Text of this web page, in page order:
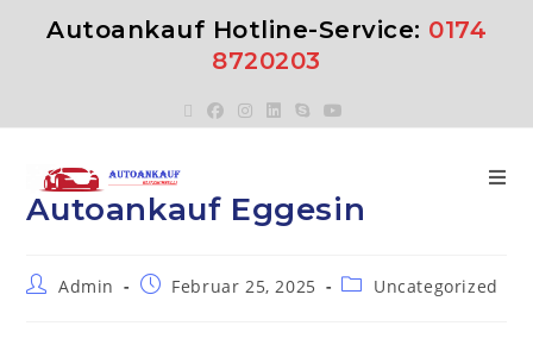
Autoankauf Hotline-Service: 0174
8720203
Autoankauf Eggesin
Admin Februar 25, 2025 Uncategorized